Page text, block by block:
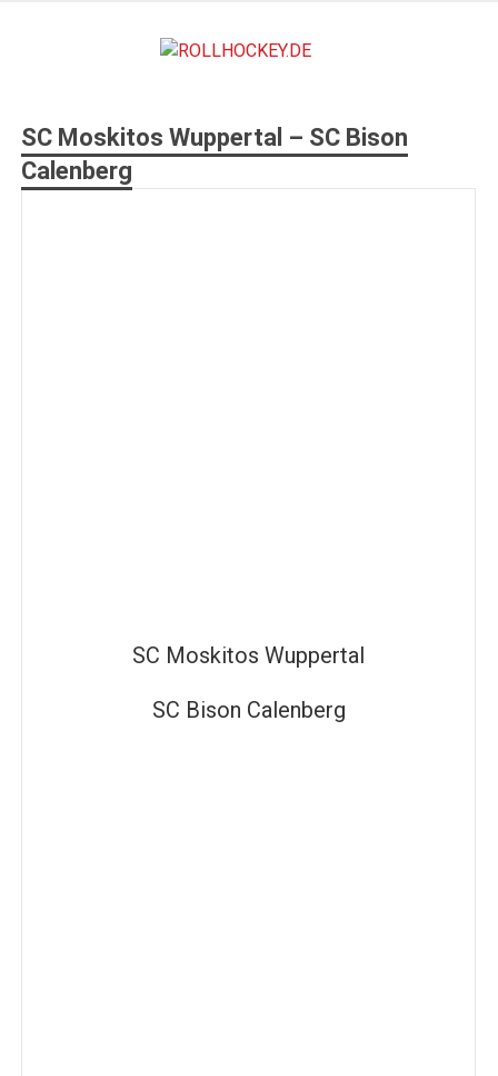
SC Moskitos Wuppertal – SC Bison
Calenberg
SC Moskitos Wuppertal
SC Bison Calenberg